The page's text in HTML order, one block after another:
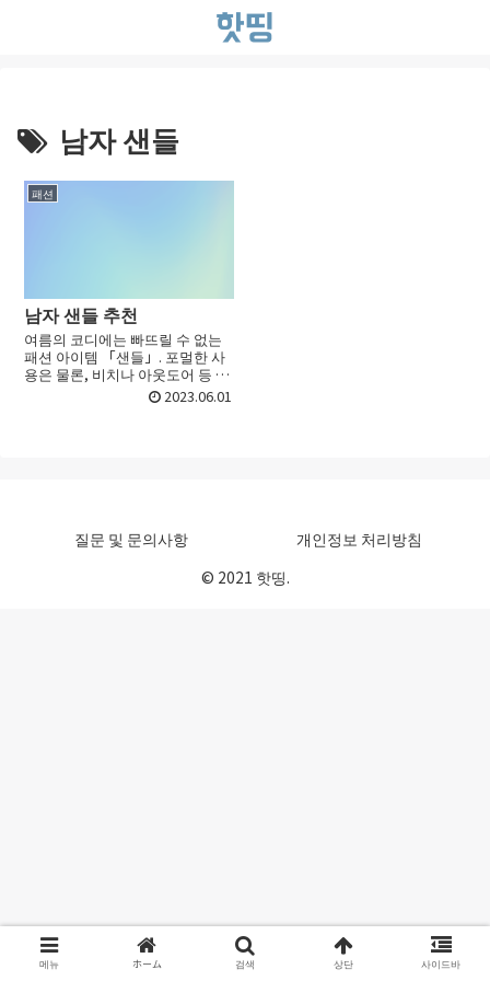
남자 샌들
패션
남자 샌들 추천
여름의 코디에는 빠뜨릴 수 없는
패션 아이템 「샌들」. 포멀한 사
용은 물론, 비치나 아웃도어 등 폭
넓은 장면에서 활약합니다. 여름
의 아이템이라는 인상이 강한 샌
2023.06.01
질문 및 문의사항
개인정보 처리방침
© 2021 핫띵.
메뉴 ホーム 검색 상단 사이드바